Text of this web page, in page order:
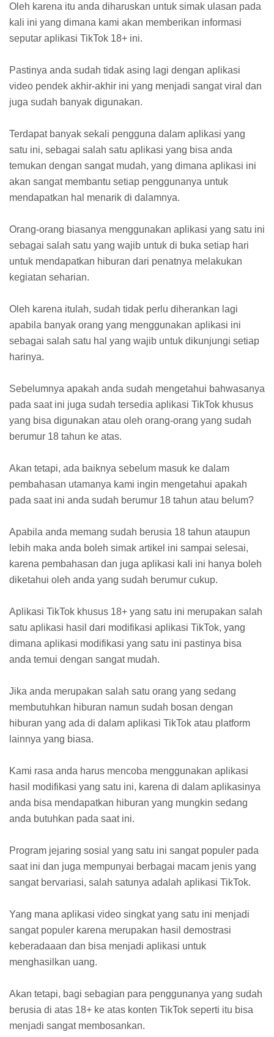
Oleh karena itu anda diharuskan untuk simak ulasan pada
kali ini yang dimana kami akan memberikan informasi
seputar aplikasi TikTok 18+ ini.
Pastinya anda sudah tidak asing lagi dengan aplikasi
video pendek akhir-akhir ini yang menjadi sangat viral dan
juga sudah banyak digunakan.
Terdapat banyak sekali pengguna dalam aplikasi yang
satu ini, sebagai salah satu aplikasi yang bisa anda
temukan dengan sangat mudah, yang dimana aplikasi ini
akan sangat membantu setiap penggunanya untuk
mendapatkan hal menarik di dalamnya.
Orang-orang biasanya menggunakan aplikasi yang satu ini
sebagai salah satu yang wajib untuk di buka setiap hari
untuk mendapatkan hiburan dari penatnya melakukan
kegiatan seharian.
Oleh karena itulah, sudah tidak perlu diherankan lagi
apabila banyak orang yang menggunakan aplikasi ini
sebagai salah satu hal yang wajib untuk dikunjungi setiap
harinya.
Sebelumnya apakah anda sudah mengetahui bahwasanya
pada saat ini juga sudah tersedia aplikasi TikTok khusus
yang bisa digunakan atau oleh orang-orang yang sudah
berumur 18 tahun ke atas.
Akan tetapi, ada baiknya sebelum masuk ke dalam
pembahasan utamanya kami ingin mengetahui apakah
pada saat ini anda sudah berumur 18 tahun atau belum?
Apabila anda memang sudah berusia 18 tahun ataupun
lebih maka anda boleh simak artikel ini sampai selesai,
karena pembahasan dan juga aplikasi kali ini hanya boleh
diketahui oleh anda yang sudah berumur cukup.
Aplikasi TikTok khusus 18+ yang satu ini merupakan salah
satu aplikasi hasil dari modifikasi aplikasi TikTok, yang
dimana aplikasi modifikasi yang satu ini pastinya bisa
anda temui dengan sangat mudah.
Jika anda merupakan salah satu orang yang sedang
membutuhkan hiburan namun sudah bosan dengan
hiburan yang ada di dalam aplikasi TikTok atau platform
lainnya yang biasa.
Kami rasa anda harus mencoba menggunakan aplikasi
hasil modifikasi yang satu ini, karena di dalam aplikasinya
anda bisa mendapatkan hiburan yang mungkin sedang
anda butuhkan pada saat ini.
Program jejaring sosial yang satu ini sangat populer pada
saat ini dan juga mempunyai berbagai macam jenis yang
sangat bervariasi, salah satunya adalah aplikasi TikTok.
Yang mana aplikasi video singkat yang satu ini menjadi
sangat populer karena merupakan hasil demostrasi
keberadaaan dan bisa menjadi aplikasi untuk
menghasilkan uang.
Akan tetapi, bagi sebagian para penggunanya yang sudah
berusia di atas 18+ ke atas konten TikTok seperti itu bisa
menjadi sangat membosankan.